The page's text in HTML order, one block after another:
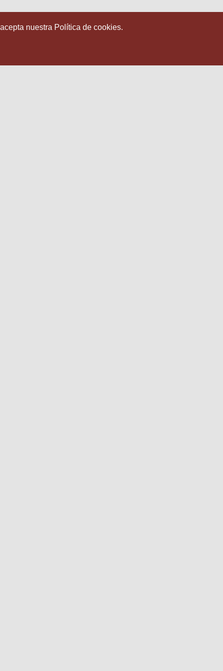
nuestra Política de cookies.